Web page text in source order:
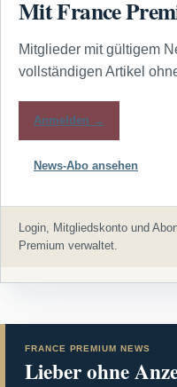
Mit France
Mitglieder mit gültigem
vollständigen Artikel
Anmelden →
News-Abo ansehen
Login, Mitgliedskonto und
Premium verwaltet.
FRANCE PREMIUM NEWS
Lieber ohne